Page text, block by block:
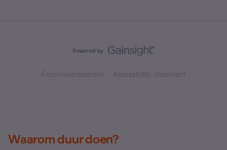
Forumvoorwaarden Accessibility statement
Waarom duur doen?